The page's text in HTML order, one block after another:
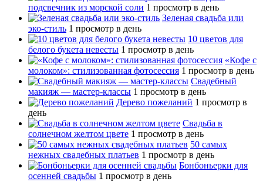
подсвечник из морской соли 1 просмотр в день
Зеленая свадьба или
эко-стиль 1 просмотр в день
10 цветов для
белого букета невесты 1 просмотр в день
«Кофе с
молоком»: стилизованная фотосессия 1 просмотр в день
Свадебный
макияж — мастер-классы 1 просмотр в день
Дерево пожеланий 1 просмотр в
день
Свадьба в
солнечном желтом цвете 1 просмотр в день
50 самых
нежных свадебных платьев 1 просмотр в день
Бонбоньерки для
осенней свадьбы 1 просмотр в день